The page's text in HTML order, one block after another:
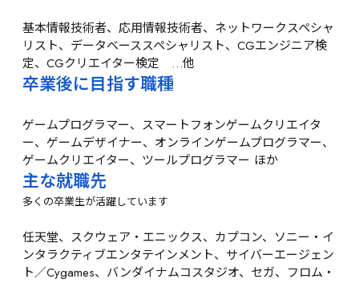
基本情報技術者、応用情報技術者、ネットワークスペシャ
リスト、データベーススペシャリスト、CGエンジニア検
定、CGクリエイター検定　…他
卒業後に目指す職種
ゲームプログラマー、スマートフォンゲームクリエイタ
ー、ゲームデザイナー、オンラインゲームプログラマー、
ゲームクリエイター、ツールプログラマー ほか
主な就職先
多くの卒業生が活躍しています
任天堂、スクウェア・エニックス、カプコン、ソニー・イ
ンタラクティブエンタテインメント、サイバーエージェン
ト／Cygames、バンダイナムコスタジオ、セガ、フロム・